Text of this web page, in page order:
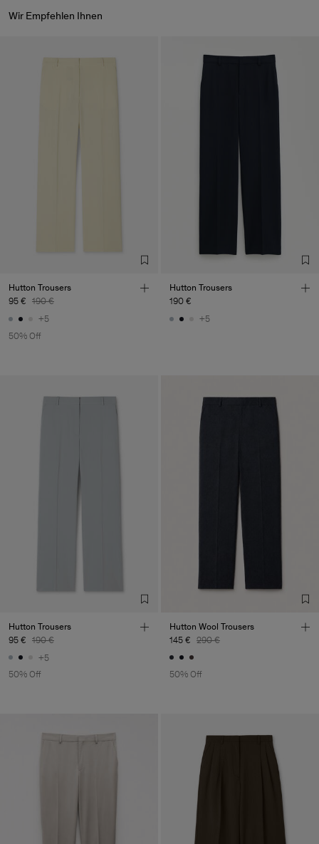
Wir Empfehlen Ihnen
Hutton Trousers
95 € 190 €
+5
50% Off
Hutton Trousers
190 €
+5
Hutton Trousers
95 € 190 €
+5
50% Off
Hutton Wool Trousers
145 € 290 €
50% Off